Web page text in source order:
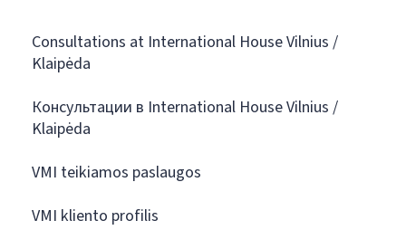
Consultations at International House Vilnius /
Klaipėda
Консультации в International House Vilnius /
Klaipėda
VMI teikiamos paslaugos
VMI kliento profilis